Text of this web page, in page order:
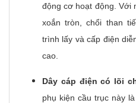
động cơ hoạt động. Với
xoắn tròn, chổi than
trình lấy và cấp điện
cao.
Dây cáp điện có lõi
phụ kiện cầu trục này